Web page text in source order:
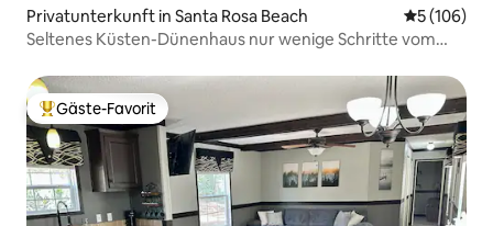
Privatunterkunft in Santa Rosa Beach
5 (106)
Seltenes Küsten-Dünenhaus nur wenige Schritte vom
Beliebter Gäste-Favorit.
Gäste-Favorit